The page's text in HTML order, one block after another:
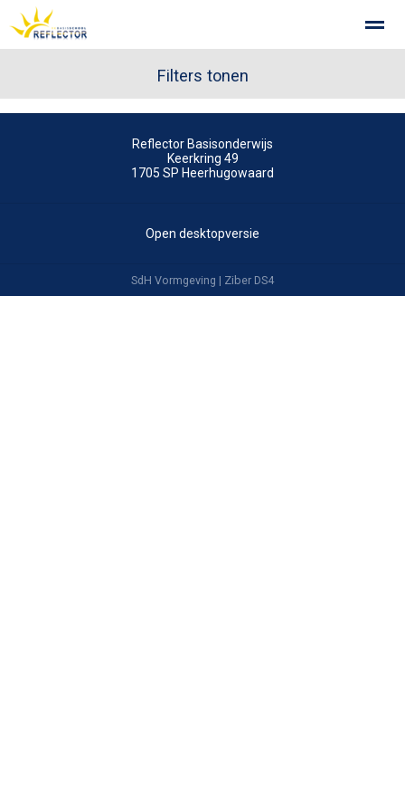
Gemeenschappelijke
Zoeken Foto's
Filters tonen
Reflector Basisonderwijs
Keerkring 49
1705 SP Heerhugowaard
Open desktopversie
SdH Vormgeving | Ziber DS4